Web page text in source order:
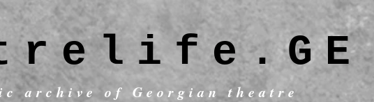
archive of Georgian theatre